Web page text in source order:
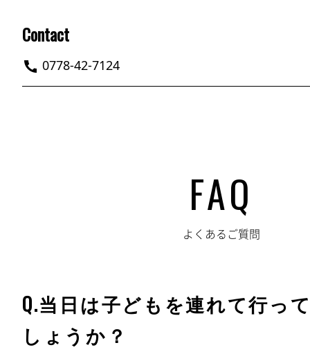
Contact
0778-42-7124
FAQ
よくあるご質問
Q.当日は子どもを連れて行っ
しょうか？